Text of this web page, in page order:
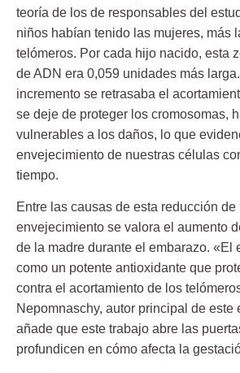
teoría de los de responsables del
niños habían tenido las mujeres, más
telómeros. Por cada hijo nacido, esta
de ADN era 0,059 unidades más larga
incremento se retrasaba el
se deje de proteger los cromosomas,
vulnerables a los daños, lo que
envejecimiento de nuestras células
tiempo.
Entre las causas de esta reducción de
envejecimiento se valora el aumento
de la madre durante el embarazo. «El
como un potente antioxidante que
contra el acortamiento de los
Nepomnaschy, autor principal de este
añade que este trabajo abre las
profundicen en cómo afecta la